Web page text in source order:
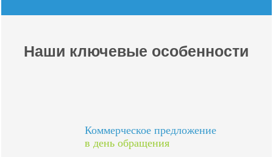
Наши ключевые особенности
Коммерческое предложение
в день обращения